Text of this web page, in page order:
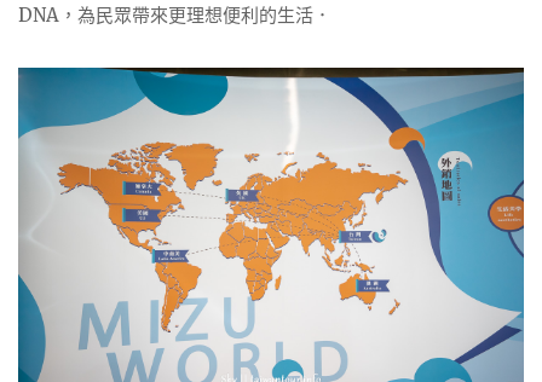
DNA，為民眾帶來更理想便利的生活．